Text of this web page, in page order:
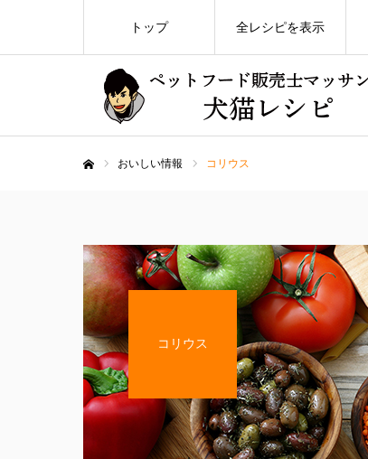
トップ 全レシピを表示
おいしい情報 コリウス
コリウス